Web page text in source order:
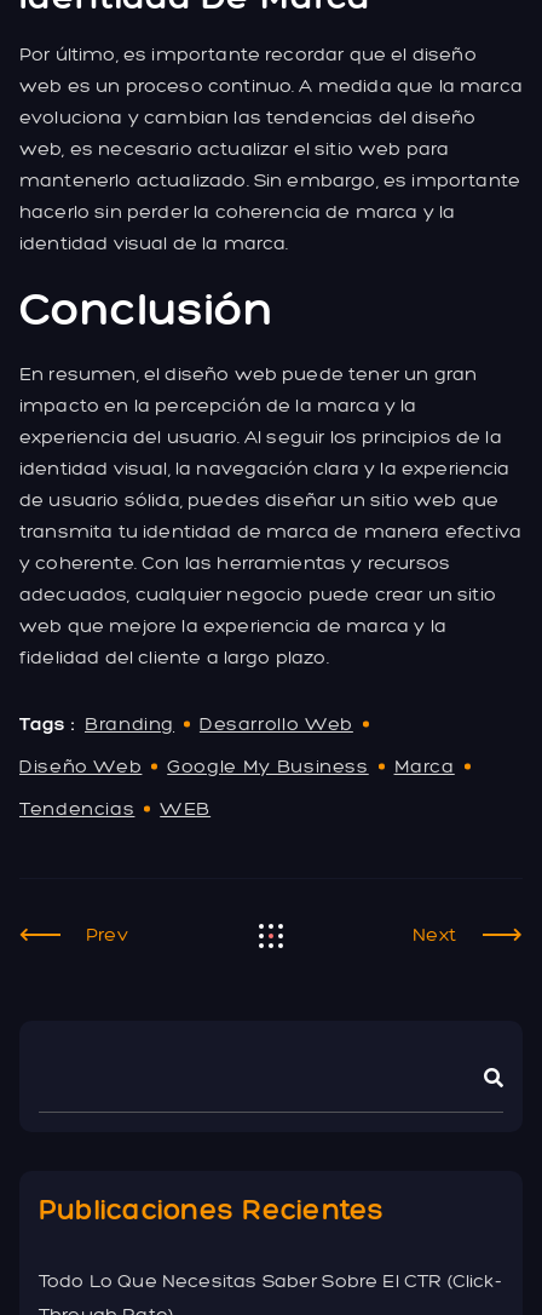
Por último, es importante recordar que el diseño
web es un proceso continuo. A medida que la marca
evoluciona y cambian las tendencias del diseño
web, es necesario actualizar el sitio web para
mantenerlo actualizado. Sin embargo, es importante
hacerlo sin perder la coherencia de marca y la
identidad visual de la marca.
Conclusión
En resumen, el diseño web puede tener un gran
impacto en la percepción de la marca y la
experiencia del usuario. Al seguir los principios de la
identidad visual, la navegación clara y la experiencia
de usuario sólida, puedes diseñar un sitio web que
transmita tu identidad de marca de manera efectiva
y coherente. Con las herramientas y recursos
adecuados, cualquier negocio puede crear un sitio
web que mejore la experiencia de marca y la
fidelidad del cliente a largo plazo.
Tags : Branding
Desarrollo Web
Diseño Web
Google My Business
Marca
Tendencias
WEB
Prev Next
Publicaciones Recientes
Todo Lo Que Necesitas Saber Sobre El CTR (Click-